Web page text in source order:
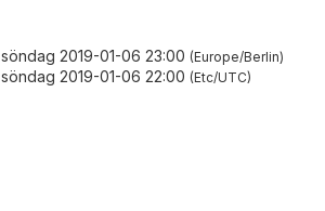
söndag 2019-01-06 23:00 Europe/Berlin
söndag 2019-01-06 22:00 Etc/UTC